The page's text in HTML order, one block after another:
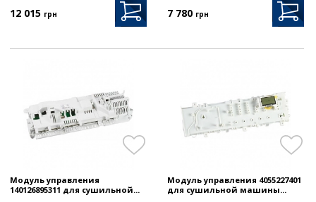
12 015 грн 7 780 грн
Модуль управления
140126895311 для сушильной...
Модуль управления 4055227401
для сушильной машины...